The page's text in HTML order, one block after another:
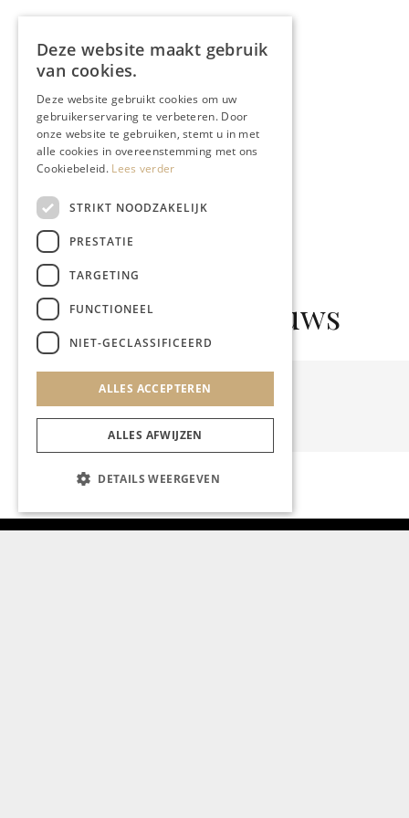
Gerelateerd nieuws
Deze website maakt gebruik
van cookies.
Deze website gebruikt cookies om uw
gebruikerservaring te verbeteren. Door
onze website te gebruiken, stemt u in met
alle cookies in overeenstemming met ons
Cookiebeleid. Lees verder
STRIKT NOODZAKELIJK
PRESTATIE
TARGETING
FUNCTIONEEL
NIET-GECLASSIFICEERD
ALLES ACCEPTEREN
ALLES AFWIJZEN
DETAILS WEERGEVEN